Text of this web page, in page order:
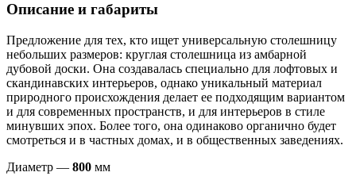
Описание и габариты
Предложение для тех, кто ищет универсальную столешницу
небольших размеров: круглая столешница из амбарной
дубовой доски. Она создавалась специально для лофтовых и
скандинавских интерьеров, однако уникальный материал
природного происхождения делает ее подходящим вариантом
и для современных пространств, и для интерьеров в стиле
минувших эпох. Более того, она одинаково органично будет
смотреться и в частных домах, и в общественных заведениях.
Диаметр — 800 мм